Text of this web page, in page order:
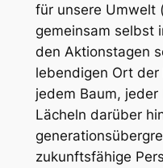
für unsere Umwelt
gemeinsam selbst
den Aktionstagen
lebendigen Ort
jedem Baum,
Lächeln darüber
zukunftsfähige